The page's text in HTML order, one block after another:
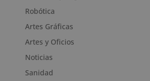
Robótica
Artes Gráficas
Artes y Oficios
Noticias
Sanidad